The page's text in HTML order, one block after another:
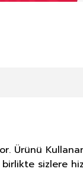
Ürünü
sizlere